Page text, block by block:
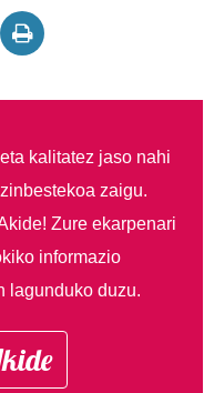
kalitatez jaso nahi
zaigu.
Zure ekarpenari
informazio
lagunduko duzu.